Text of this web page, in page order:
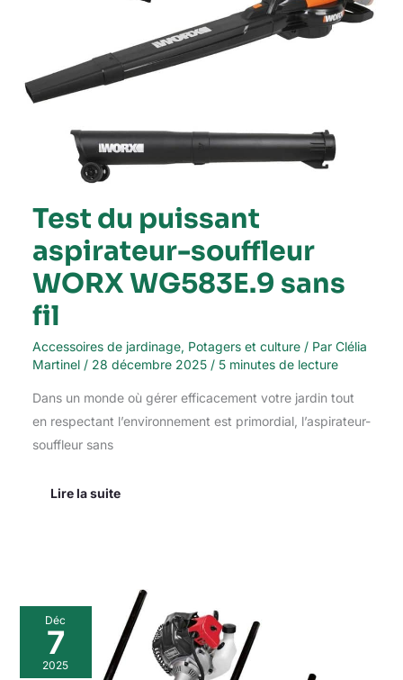
Test du puissant
aspirateur-souffleur
WORX WG583E.9 sans
fil
Accessoires de jardinage, Potagers et culture/ Par Clélia
Martinel / 28 décembre 2025 / 5 minutes de lecture
Dans un monde où gérer efficacement votre jardin tout
en respectant l’environnement est primordial, l’aspirateur-
souffleur sans
Lire la suite
Déc
7
2025
Test
de
la
débroussailleuse